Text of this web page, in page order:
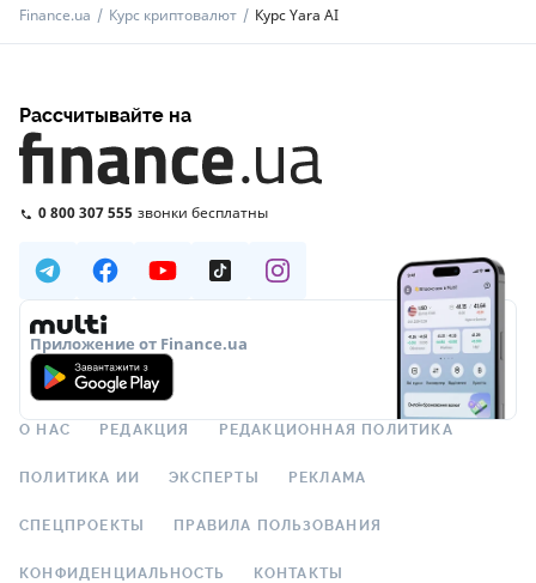
Finance.ua Курс криптовалют Курс Yara AI
Рассчитывайте на
0 800 307 555 звонки бесплатны
Приложение от Finance.ua
О НАС РЕДАКЦИЯ РЕДАКЦИОННАЯ ПОЛИТИКА
ПОЛИТИКА ИИ ЭКСПЕРТЫ РЕКЛАМА
СПЕЦПРОЕКТЫ ПРАВИЛА ПОЛЬЗОВАНИЯ
КОНФИДЕНЦИАЛЬНОСТЬ КОНТАКТЫ